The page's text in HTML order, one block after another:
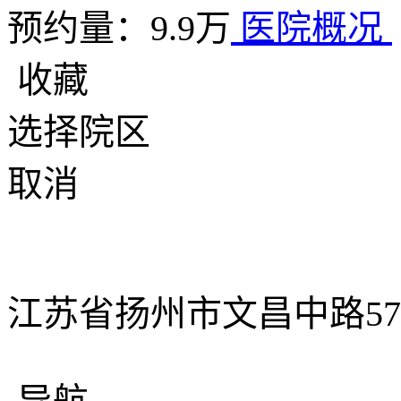
预约量：9.9万 医院概况
收藏
选择院区
取消
江苏省扬州市文昌中路